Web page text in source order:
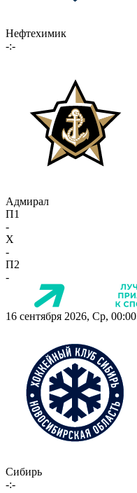
Нефтехимик
-:-
Адмирал
П1
-
X
-
П2
-
16 сентября 2026, Ср, 00:00
Сибирь
-:-